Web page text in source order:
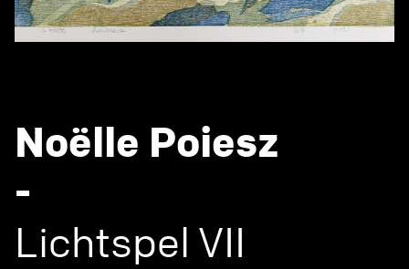
Noëlle Poiesz
-
Lichtspel VII